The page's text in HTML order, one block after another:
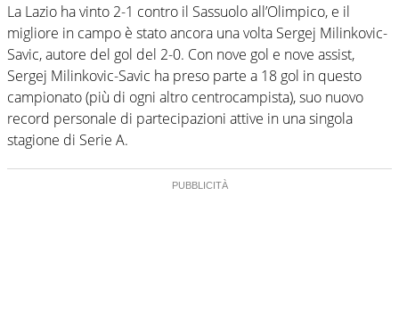
La Lazio ha vinto 2-1 contro il Sassuolo all’Olimpico, e il
migliore in campo è stato ancora una volta Sergej Milinkovic-
Savic, autore del gol del 2-0. Con nove gol e nove assist,
Sergej Milinkovic-Savic ha preso parte a 18 gol in questo
campionato (più di ogni altro centrocampista), suo nuovo
record personale di partecipazioni attive in una singola
stagione di Serie A.